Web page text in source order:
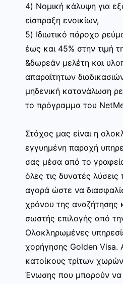
4) Νομική κάλυψη για
είσπραξη ενοικίων,
5) Ιδιωτικό πάροχο
έως και 45% στην τιμή
&δωρεάν μελέτη και
απαραίτητων
μηδενική κατανάλωση
το πρόγραμμα του
Στόχος μας είναι η
εγγυημένη παροχή
σας μέσα από το
όλες τις δυνατές
αγορά ώστε να
χρόνου της αναζήτησης
σωστής επιλογής από
Ολοκληρωμένες
χορήγησης Golden Visa.
κατοίκους τρίτων
Ένωσης που μπορούν